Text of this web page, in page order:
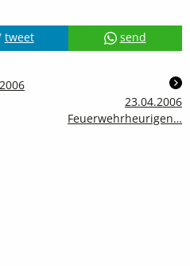
tweet send
2006
23.04.2006
Feuerwehrheurigen…